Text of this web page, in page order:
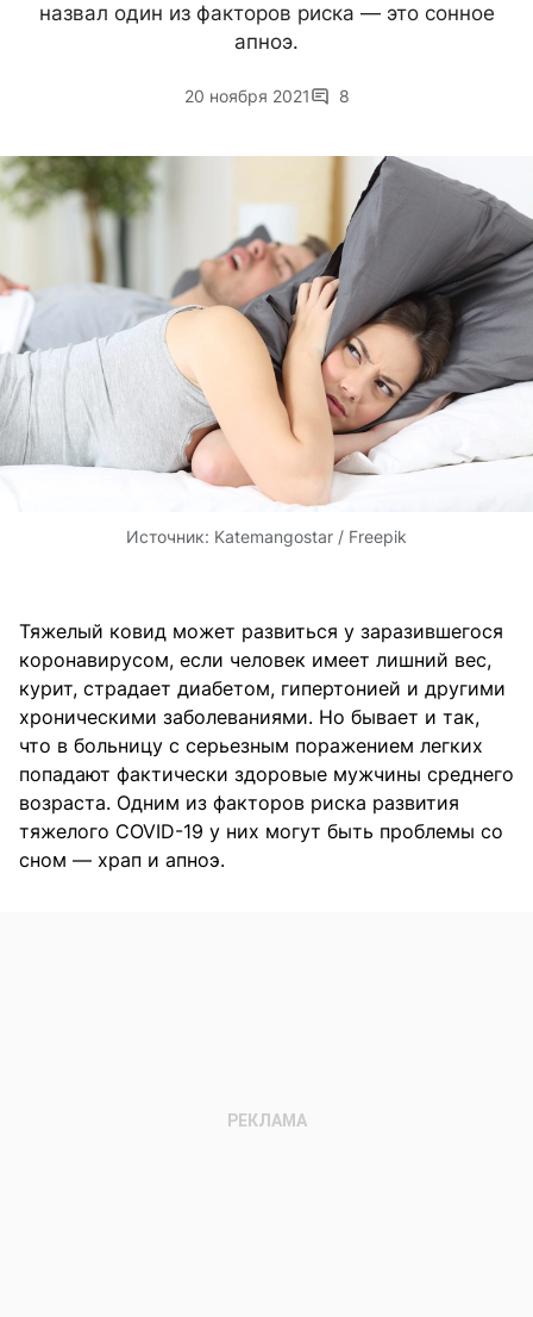
назвал один из факторов риска — это сонное
апноэ.
20 ноября 2021 8
Источник: Katemangostar / Freepik
Тяжелый ковид может развиться у заразившегося
коронавирусом, если человек имеет лишний вес,
курит, страдает диабетом, гипертонией и другими
хроническими заболеваниями. Но бывает и так,
что в больницу с серьезным поражением легких
попадают фактически здоровые мужчины среднего
возраста. Одним из факторов риска развития
тяжелого COVID-19 у них могут быть проблемы со
сном — храп и апноэ.